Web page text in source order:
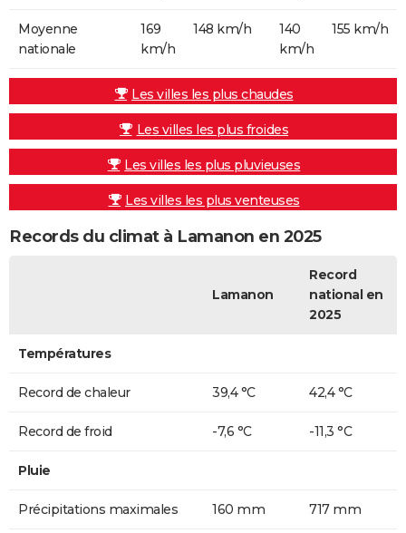
Moyenne
nationale
169
km/h
148 km/h
140
km/h
155 km/h
Les villes les plus chaudes
Les villes les plus froides
Les villes les plus pluvieuses
Les villes les plus venteuses
Records du climat à Lamanon en 2025
Lamanon
Record
national en
2025
Températures
Record de chaleur 39,4 °C 42,4 °C
Record de froid -7,6 °C -11,3 °C
Pluie
Précipitations maximales 160 mm 717 mm